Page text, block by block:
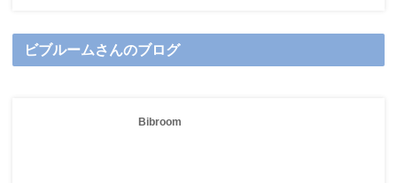
ビブルームさんのブログ
Bibroom